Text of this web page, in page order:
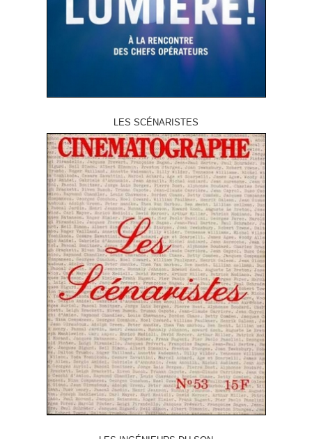
LES SCÉNARISTES